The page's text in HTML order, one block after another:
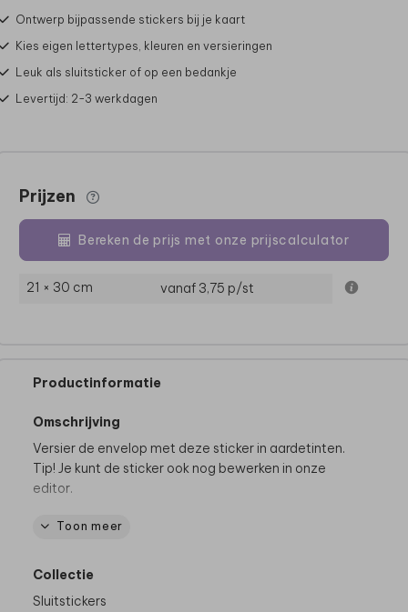
Ontwerp bijpassende stickers bij je kaart
Kies eigen lettertypes, kleuren en versieringen
Leuk als sluitsticker of op een bedankje
Levertijd: 2-3 werkdagen
Prijzen
Bereken de prijs met onze prijscalculator
21 × 30 cm vanaf 3,75 p/st
Productinformatie
Omschrijving
Versier de envelop met deze sticker in aardetinten.
Tip! Je kunt de sticker ook nog bewerken in onze
editor.
Dit product maakt deel uit van
Toon meer
Collectie
Sluitstickers